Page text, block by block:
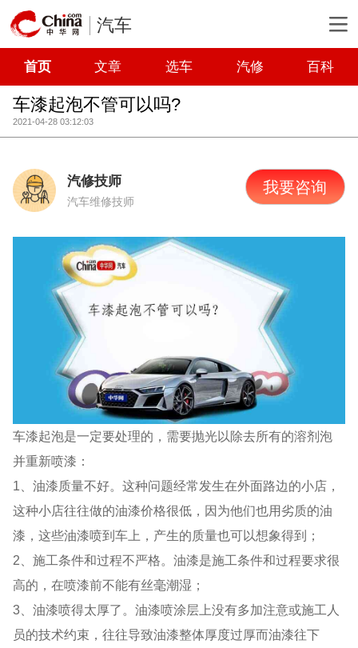
汽车
首页 文章 选车 汽修 百科
车漆起泡不管可以吗?
2021-04-28 03:12:03
汽修技师
汽车维修技师
我要咨询
车漆起泡是一定要处理的，需要抛光以除去所有的溶剂泡
并重新喷漆：
1、油漆质量不好。这种问题经常发生在外面路边的小店，
这种小店往往做的油漆价格很低，因为他们也用劣质的油
漆，这些油漆喷到车上，产生的质量也可以想象得到；
2、施工条件和过程不严格。油漆是施工条件和过程要求很
高的，在喷漆前不能有丝毫潮湿；
3、油漆喷得太厚了。油漆喷涂层上没有多加注意或施工人
员的技术约束，往往导致油漆整体厚度过厚而油漆往下